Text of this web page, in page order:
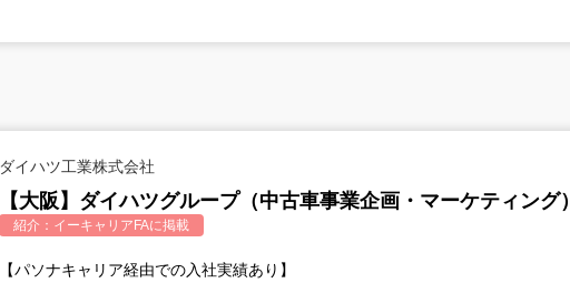
ダイハツ工業株式会社
【大阪】ダイハツグループ（中古車事業企画・マーケティング）
紹介： イーキャリアFAに掲載
【パソナキャリア経由での入社実績あり】